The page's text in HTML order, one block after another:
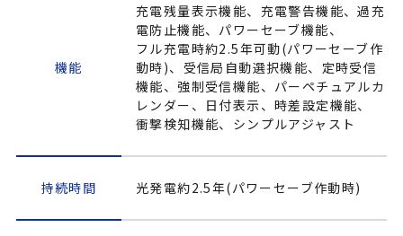
機能
充電残量表示機能、充電警告機能、過充
電防止機能、パワーセーブ機能、
フル充電時約2.5年可動(パワーセーブ作
動時)、受信局自動選択機能、定時受信
機能、強制受信機能、パーペチュアルカ
レンダー、日付表示、時差設定機能、
衝撃検知機能、シンプルアジャスト
持続時間 光発電約2.5年(パワーセーブ作動時)